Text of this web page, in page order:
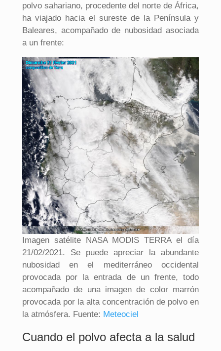
polvo sahariano, procedente del norte de África,
ha viajado hacia el sureste de la Península y
Baleares, acompañado de nubosidad asociada
a un frente:
Imagen satélite NASA MODIS TERRA el día
21/02/2021. Se puede apreciar la abundante
nubosidad en el mediterráneo occidental
provocada por la entrada de un frente, todo
acompañado de una imagen de color marrón
provocada por la alta concentración de polvo en
la atmósfera. Fuente: Meteociel
Cuando el polvo afecta a la salud